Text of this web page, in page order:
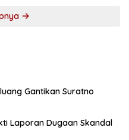
Gantikan Suratno
Laporan Dugaan Skandal